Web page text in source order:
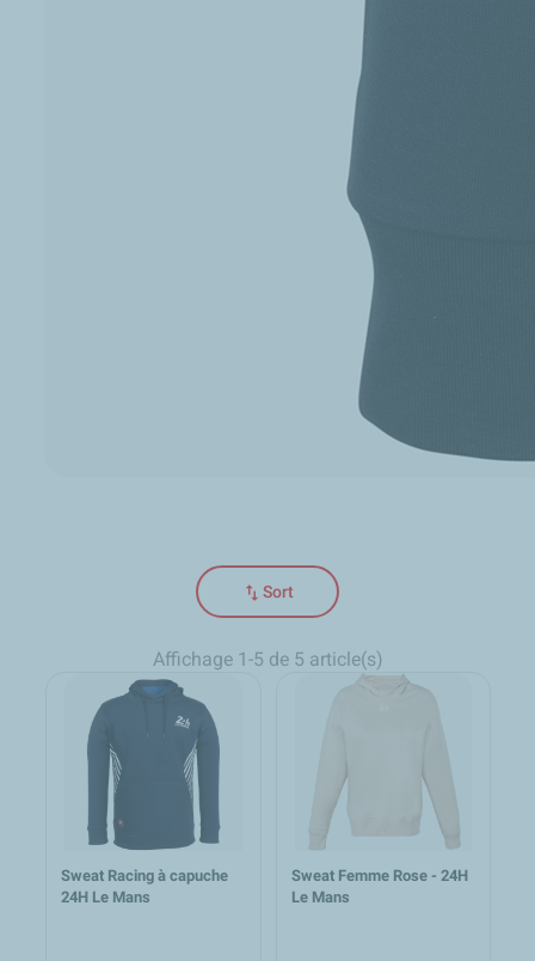
swap_vert Sort
Affichage 1-5 de 5 article(s)
Sweat Racing à capuche
24H Le Mans
Sweat Femme Rose - 24H
Le Mans